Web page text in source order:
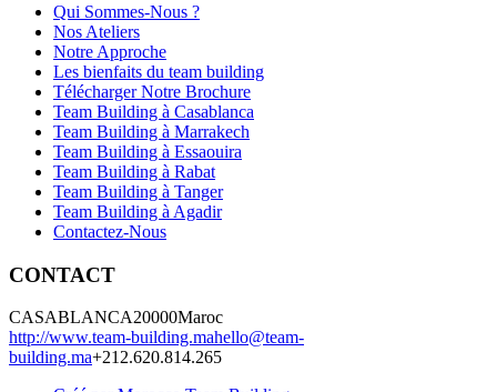
Qui Sommes-Nous ?
Nos Ateliers
Notre Approche
Les bienfaits du team building
Télécharger Notre Brochure
Team Building à Casablanca
Team Building à Marrakech
Team Building à Essaouira
Team Building à Rabat
Team Building à Tanger
Team Building à Agadir
Contactez-Nous
CONTACT
CASABLANCA20000Maroc
http://www.team-building.mahello@team-
building.ma+212.620.814.265